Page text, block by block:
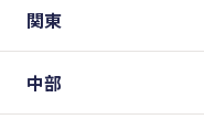
関東
中部